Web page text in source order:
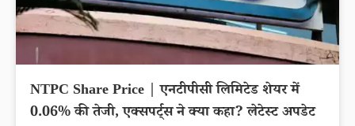
NTPC Share Price | एनटीपीसी लिमिटेड शेयर में
0.06% की तेजी, एक्सपर्ट्स ने क्या कहा? लेटेस्ट अपडेट